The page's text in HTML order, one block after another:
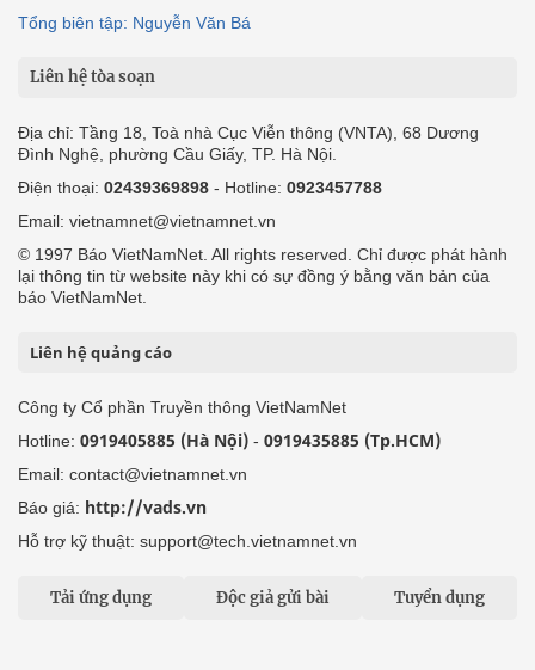
Tổng biên tập: Nguyễn Văn Bá
Liên hệ tòa soạn
Địa chỉ: Tầng 18, Toà nhà Cục Viễn thông (VNTA), 68 Dương
Đình Nghệ, phường Cầu Giấy, TP. Hà Nội.
Điện thoại: 02439369898 - Hotline: 0923457788
Email: vietnamnet@vietnamnet.vn
© 1997 Báo VietNamNet. All rights reserved. Chỉ được phát hành
lại thông tin từ website này khi có sự đồng ý bằng văn bản của
báo VietNamNet.
Liên hệ quảng cáo
Công ty Cổ phần Truyền thông VietNamNet
Hotline: 0919405885 (Hà Nội) - 0919435885 (Tp.HCM)
Email: contact@vietnamnet.vn
Báo giá: http://vads.vn
Hỗ trợ kỹ thuật: support@tech.vietnamnet.vn
Tải ứng dụng Độc giả gửi bài Tuyển dụng